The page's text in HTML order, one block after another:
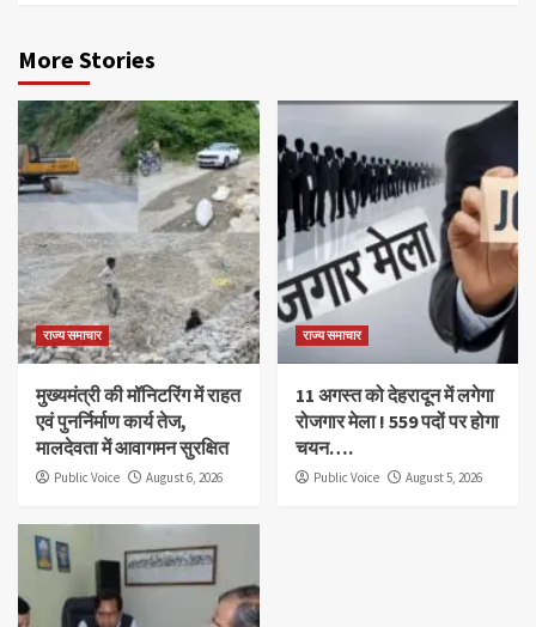
More Stories
राज्य समाचार
मुख्यमंत्री की मॉनिटरिंग में राहत
एवं पुनर्निर्माण कार्य तेज,
मालदेवता में आवागमन सुरक्षित
Public Voice August 6, 2026
राज्य समाचार
11 अगस्त को देहरादून में लगेगा
रोजगार मेला ! 559 पदों पर होगा
चयन….
Public Voice August 5, 2026